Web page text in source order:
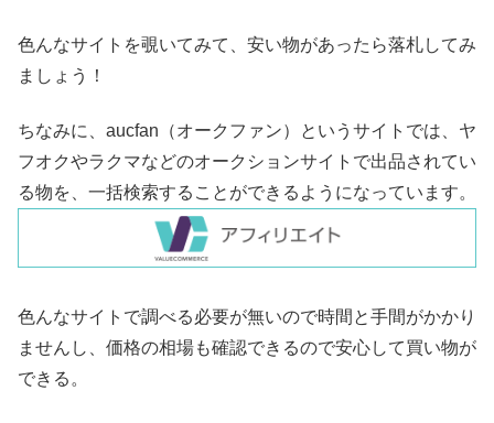
色んなサイトを覗いてみて、安い物があったら落札してみ
ましょう！
ちなみに、aucfan（オークファン）というサイトでは、ヤ
フオクやラクマなどのオークションサイトで出品されてい
る物を、一括検索することができるようになっています。
色んなサイトで調べる必要が無いので時間と手間がかかり
ませんし、価格の相場も確認できるので安心して買い物が
できる。